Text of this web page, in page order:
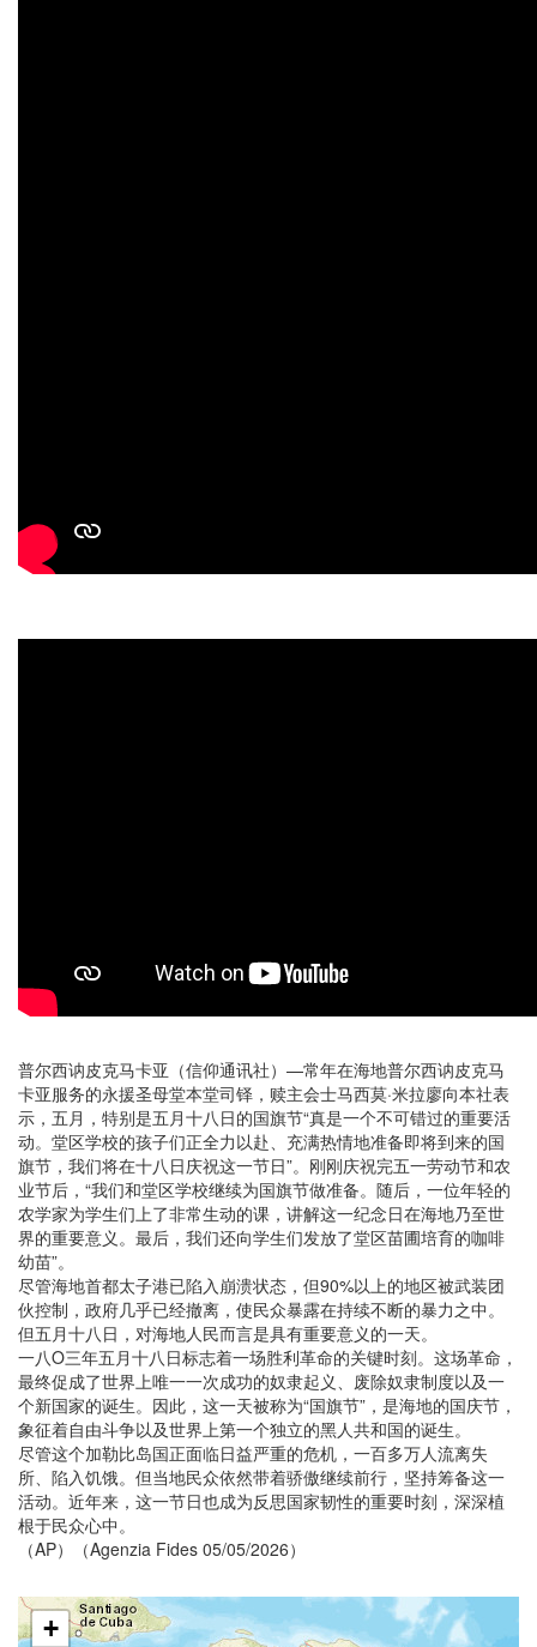
普尔西讷皮克马卡亚（信仰通讯社）—常年在海地普尔西讷皮克马
卡亚服务的永援圣母堂本堂司铎，赎主会士马西莫·米拉廖向本社表
示，五月，特别是五月十八日的国旗节“真是一个不可错过的重要活
动。堂区学校的孩子们正全力以赴、充满热情地准备即将到来的国
旗节，我们将在十八日庆祝这一节日”。刚刚庆祝完五一劳动节和农
业节后，“我们和堂区学校继续为国旗节做准备。随后，一位年轻的
农学家为学生们上了非常生动的课，讲解这一纪念日在海地乃至世
界的重要意义。最后，我们还向学生们发放了堂区苗圃培育的咖啡
幼苗”。
尽管海地首都太子港已陷入崩溃状态，但90%以上的地区被武装团
伙控制，政府几乎已经撤离，使民众暴露在持续不断的暴力之中。
但五月十八日，对海地人民而言是具有重要意义的一天。
一八O三年五月十八日标志着一场胜利革命的关键时刻。这场革命，
最终促成了世界上唯一一次成功的奴隶起义、废除奴隶制度以及一
个新国家的诞生。因此，这一天被称为“国旗节”，是海地的国庆节，
象征着自由斗争以及世界上第一个独立的黑人共和国的诞生。
尽管这个加勒比岛国正面临日益严重的危机，一百多万人流离失
所、陷入饥饿。但当地民众依然带着骄傲继续前行，坚持筹备这一
活动。近年来，这一节日也成为反思国家韧性的重要时刻，深深植
根于民众心中。
（AP）（Agenzia Fides 05/05/2026）
+